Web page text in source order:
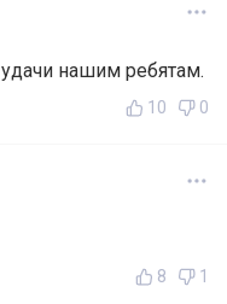
нашим ребятам.
10 0
8 1